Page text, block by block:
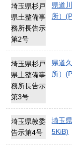
埼玉県杉戸
県土整備事
務所長告示
第2号
県道
所）
埼玉県杉戸
県土整備事
務所長告示
第3号
県道
所）
埼玉県教委
告示第4号
埼玉
5KiB)